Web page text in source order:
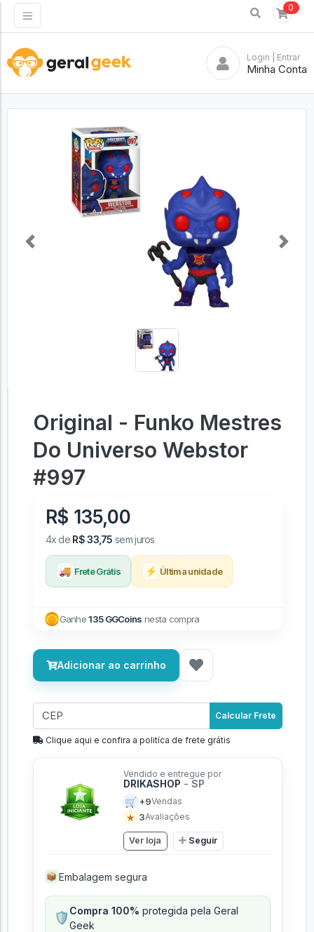
0
Login | Entrar
Minha Conta
Previous Next
Original - Funko Mestres
Do Universo Webstor
#997
R$ 135,00
4x de R$ 33,75 sem juros
🚚 Frete Grátis ⚡ Última unidade
Ganhe135 GGCoins nesta compra
Adicionar ao carrinho
Calcular Frete
Clique aqui e confira a politíca de frete grátis
Vendido e entregue por
DRIKASHOP - SP
🛒 +9Vendas
★ 3Avaliações
Ver loja Seguir
📦 Embalagem segura
🛡️Compra 100% protegida pela Geral
Geek